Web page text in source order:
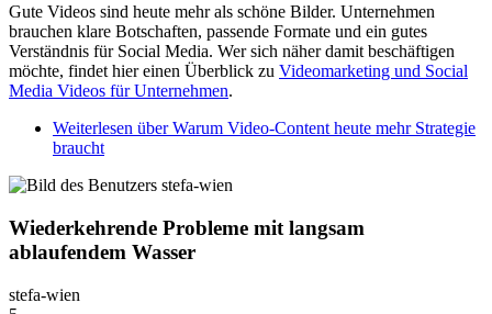
Gute Videos sind heute mehr als schöne Bilder. Unternehmen
brauchen klare Botschaften, passende Formate und ein gutes
Verständnis für Social Media. Wer sich näher damit beschäftigen
möchte, findet hier einen Überblick zu Videomarketing und Social
Media Videos für Unternehmen.
Weiterlesen über Warum Video-Content heute mehr Strategie
braucht
Wiederkehrende Probleme mit langsam
ablaufendem Wasser
stefa-wien